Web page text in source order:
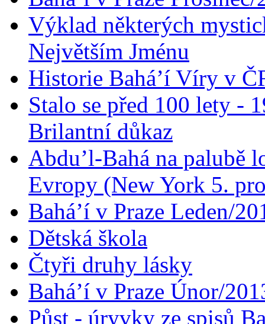
Výklad některých
Největším Jménu
Historie Bahá’í Víry v
Stalo se před 100 lety -
Brilantní důkaz
Abdu’l-Bahá na palubě
Evropy (New York 5.
Bahá’í v Praze Leden/
Dětská škola
Čtyři druhy lásky
Bahá’í v Praze Únor/
Půst - úryvky ze spisů